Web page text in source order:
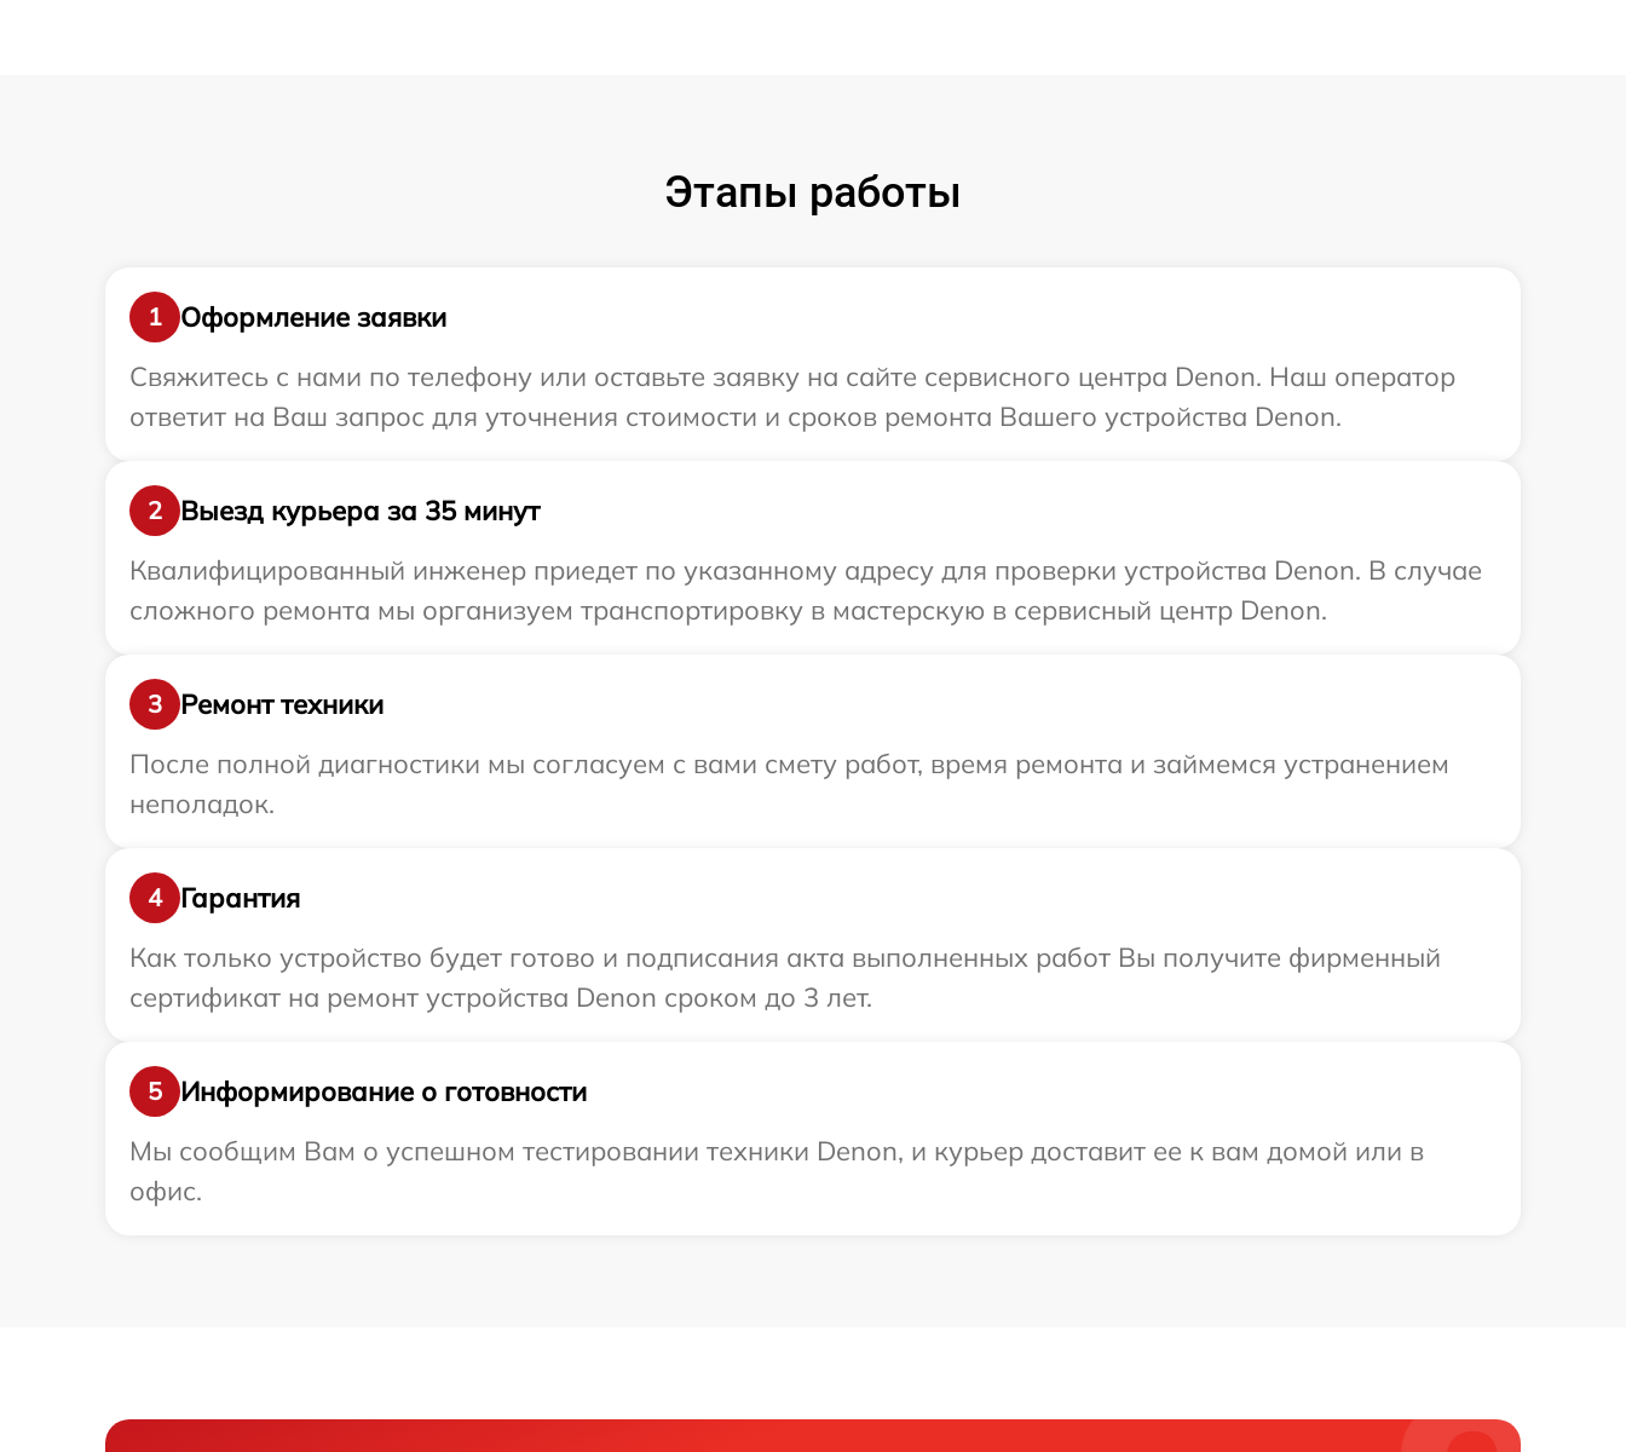
Этапы работы
1
Оформление заявки
Свяжитесь с нами по телефону или оставьте заявку на сайте сервисного центра Denon. Наш оператор
ответит на Ваш запрос для уточнения стоимости и сроков ремонта Вашего устройства Denon.
2
Выезд курьера за 35 минут
Квалифицированный инженер приедет по указанному адресу для проверки устройства Denon. В случае
сложного ремонта мы организуем транспортировку в мастерскую в сервисный центр Denon.
3
Ремонт техники
После полной диагностики мы согласуем с вами смету работ, время ремонта и займемся устранением
неполадок.
4
Гарантия
Как только устройство будет готово и подписания акта выполненных работ Вы получите фирменный
сертификат на ремонт устройства Denon сроком до 3 лет.
5
Информирование о готовности
Мы сообщим Вам о успешном тестировании техники Denon, и курьер доставит ее к вам домой или в
офис.